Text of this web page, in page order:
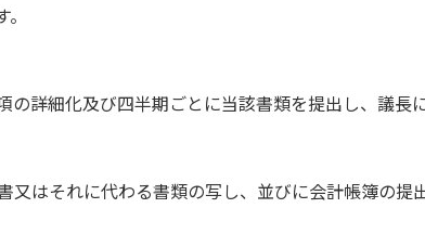
詳細化及び四半期ごとに当該書類を提出し、議長
はそれに代わる書類の写し、並びに会計帳簿の提